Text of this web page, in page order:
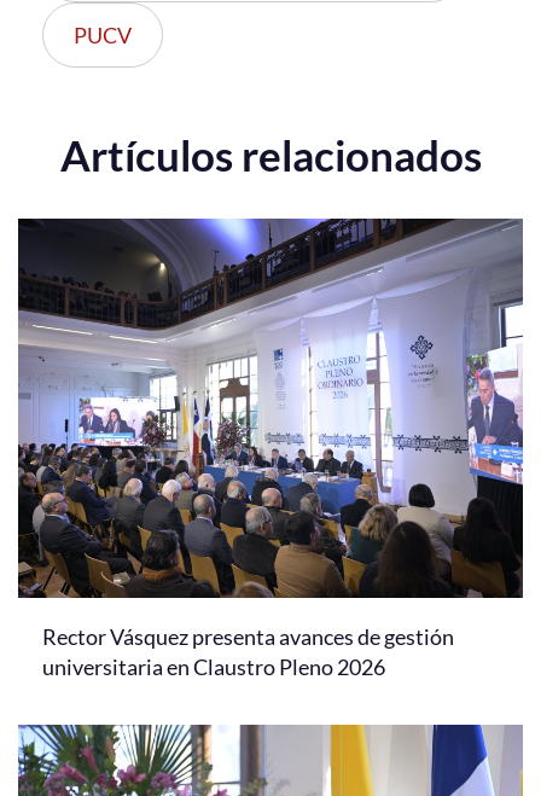
PUCV
Artículos relacionados
Rector Vásquez presenta avances de gestión
universitaria en Claustro Pleno 2026